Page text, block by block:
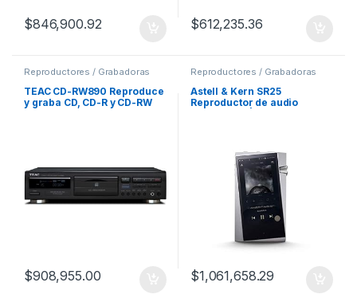
$846,900.92 $612,235.36
Reproductores / Grabadoras
TEAC CD-RW890 Reproduce
y graba CD, CD-R y CD-RW
$908,955.00
Reproductores / Grabadoras
Astell & Kern SR25
Reproductor de audio
$1,061,658.29